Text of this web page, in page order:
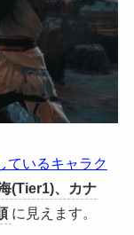
ているキャラク
(Tier1)、カナ
に見えます。